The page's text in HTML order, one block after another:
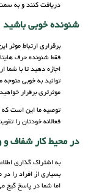
دریافت کنند و به
شنونده خوبی باشید
برقراری ارتباط موثر
فقط شنونده حرف
اجازه دهید تا با شما
توانید به خوبی
موثرتری برقرار
توصیه ما این است که
فعالانه خودتان را
در محیط کار شفاف
به اشتراک گذاری
بسیاری از افراد را
اما شما در پاسخ گیج